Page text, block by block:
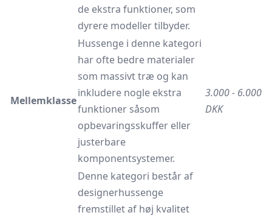
de ekstra funktioner, som
dyrere modeller tilbyder.
Mellemklasse
Hussenge i denne kategori
har ofte bedre materialer
som massivt træ og kan
inkludere nogle ekstra
funktioner såsom
opbevaringsskuffer eller
justerbare
komponentsystemer.
3.000 - 6.000
DKK
Denne kategori består af
designerhussenge
fremstillet af høj kvalitet